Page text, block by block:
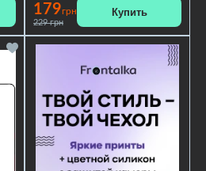
179грн
229 грн
Купить